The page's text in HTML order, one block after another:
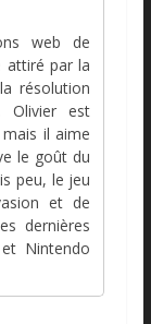
web de
attiré par la
résolution
Olivier est
il aime
le goût du
peu, le jeu
et de
dernières
Nintendo